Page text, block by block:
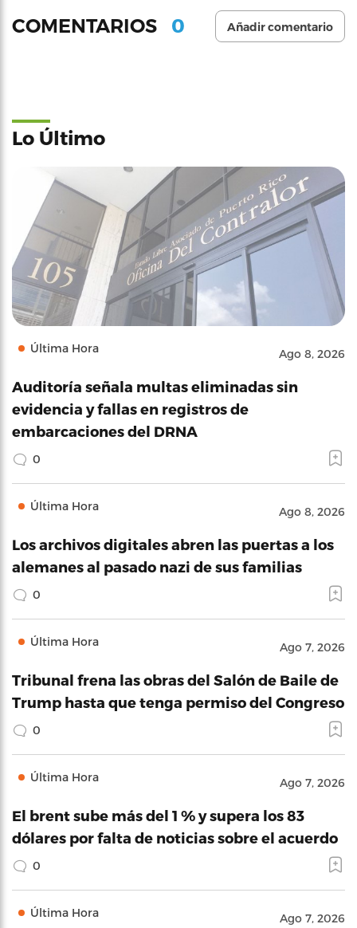
COMENTARIOS 0 Añadir comentario
Lo Último
Última Hora Ago 8, 2026
Auditoría señala multas eliminadas sin
evidencia y fallas en registros de
embarcaciones del DRNA
0
Última Hora Ago 8, 2026
Los archivos digitales abren las puertas a los
alemanes al pasado nazi de sus familias
0
Última Hora Ago 7, 2026
Tribunal frena las obras del Salón de Baile de
Trump hasta que tenga permiso del Congreso
0
Última Hora Ago 7, 2026
El brent sube más del 1 % y supera los 83
dólares por falta de noticias sobre el acuerdo
0
Última Hora Ago 7, 2026